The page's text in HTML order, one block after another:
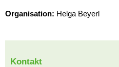
Organisation: Helga Beyerl
Kontakt